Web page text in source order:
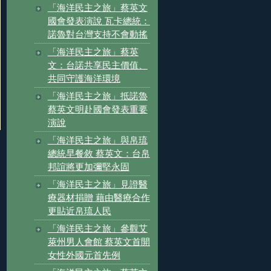
「海洋民主之旅」蔡英文
國會發表演說 瓦卡總統：
諾魯對台灣支持不會動搖
「海洋民主之旅」蔡英
文：台諾共享民主價值、
共同守護海洋環境
「海洋民主之旅」抵諾魯
蔡英文明赴國會發表重要
演說
「海洋民主之旅」與帛琉
總統早餐敘 蔡英文：台帛
邦誼將更加彌堅永固
「海洋民主之旅」見證醫
療器材捐贈 藉由醫療合作
更貼近帛琉人民
「海洋民主之旅」參觀艾
萊州男人會館 蔡英文首開
女性外國元首先例